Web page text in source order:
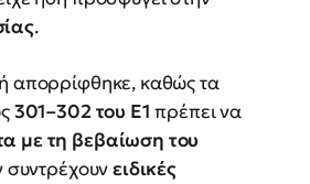
.
απορρίφθηκε, καθώς τα
301–302 του Ε1 πρέπει να
με τη βεβαίωση του
συντρέχουνειδικές